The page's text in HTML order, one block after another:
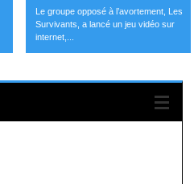
Le groupe opposé à l’avortement, Les
Survivants, a lancé un jeu vidéo sur
internet,...